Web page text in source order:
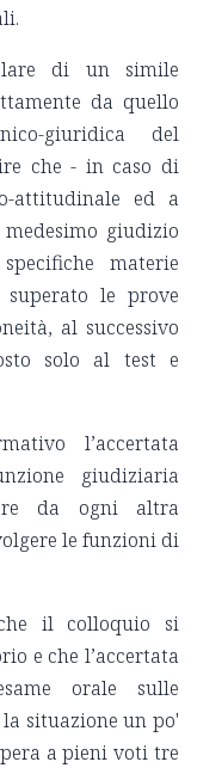
di un simile
da quello
giuridica del
che - in caso di
attitudinale ed a
giudizio
materie
le prove
al successivo
solo al test e
l’accertata
giudiziaria
da ogni altra
le funzioni di
il colloquio si
e che l’accertata
orale sulle
situazione un po'
a pieni voti tre